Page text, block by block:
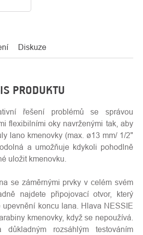
Diskuze
PRODUKTU
řešení problémů se správou
flexibilními oky navrženými tak, aby
​​lano kmenovky (max. ø13 mm/ 1/2"
a umožňuje kdykoli pohodlně
uložit kmenovku.
se záměrnými prvky v celém svém
najdete připojovací otvor, který
koncu lana. Hlava NESSIE
kmenovky, když se nepoužívá.
důkladným rozsáhlým testováním